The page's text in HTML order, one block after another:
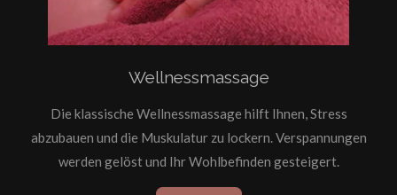
Wellnessmassage
Die klassische Wellnessmassage hilft Ihnen, Stress
abzubauen und die Muskulatur zu lockern. Verspannungen
werden gelöst und Ihr Wohlbefinden gesteigert.